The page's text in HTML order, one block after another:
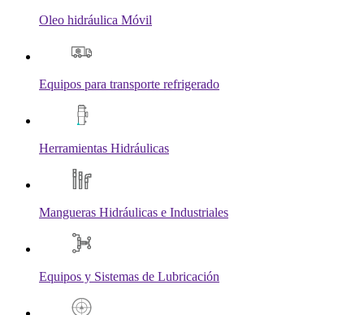
Oleo hidráulica Móvil
Equipos para transporte refrigerado
Herramientas Hidráulicas
Mangueras Hidráulicas e Industriales
Equipos y Sistemas de Lubricación